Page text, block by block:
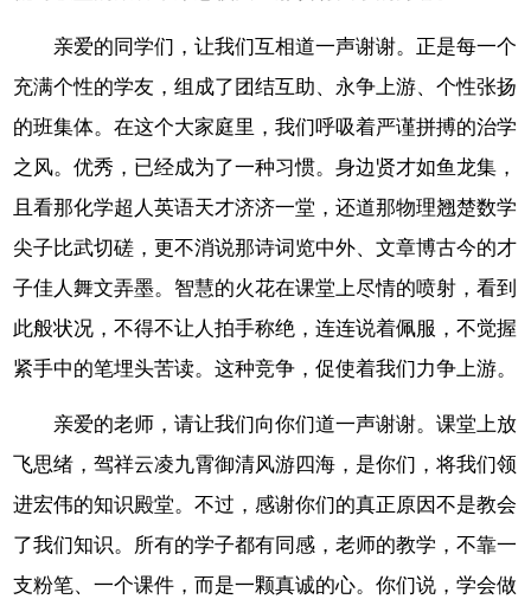
亲爱的同学们，让我们互相道一声谢谢。正是每一个
充满个性的学友，组成了团结互助、永争上游、个性张扬
的班集体。在这个大家庭里，我们呼吸着严谨拼搏的治学
之风。优秀，已经成为了一种习惯。身边贤才如鱼龙集，
且看那化学超人英语天才济济一堂，还道那物理翘楚数学
尖子比武切磋，更不消说那诗词览中外、文章博古今的才
子佳人舞文弄墨。智慧的火花在课堂上尽情的喷射，看到
此般状况，不得不让人拍手称绝，连连说着佩服，不觉握
紧手中的笔埋头苦读。这种竞争，促使着我们力争上游。
亲爱的老师，请让我们向你们道一声谢谢。课堂上放
飞思绪，驾祥云凌九霄御清风游四海，是你们，将我们领
进宏伟的知识殿堂。不过，感谢你们的真正原因不是教会
了我们知识。所有的学子都有同感，老师的教学，不靠一
支粉笔、一个课件，而是一颗真诚的心。你们说，学会做